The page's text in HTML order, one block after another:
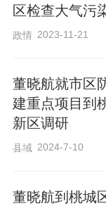
要坚持利民
完善亲水步
拥堵等方面
理水平，建
市。各级各
调配合，凝
区检查大气污
政情 2023-11-21
董晓航就市区
建重点项目到
新区调研
县域 2024-7-10
董晓航到桃城